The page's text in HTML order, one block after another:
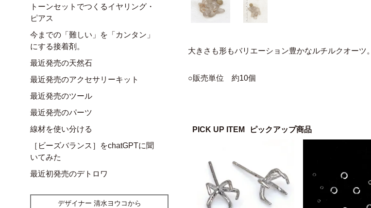
大きさも形もバリエーション豊かなルチルクオーツ。
○販売単位 約10個
PICK UP ITEM ピックアップ商品
トーンセットでつくるイヤリング・
ピアス
今までの「難しい」を「カンタン」
にする接着剤。
最近発売の天然石
最近発売のアクセサリーキット
最近発売のツール
最近発売のパーツ
線材を使い分ける
［ビーズバランス］をchatGPTに聞
いてみた
最近初発売のデトロワ
デザイナー 清水ヨウコから